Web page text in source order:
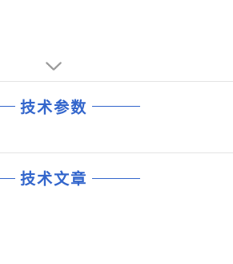
技术参数
技术文章